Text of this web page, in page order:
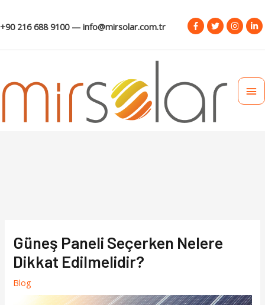
+90 216 688 9100 — info@mirsolar.com.tr
Güneş Paneli Seçerken Nelere
Dikkat Edilmelidir?
Blog